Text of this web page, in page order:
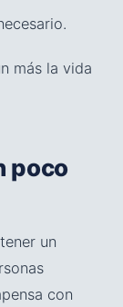
más la vida
poco
un
con